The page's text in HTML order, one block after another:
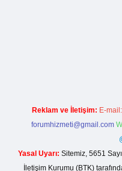
Reklam ve İletişim: E-mail:
forumhizmeti@gmail.com
Yasal Uyarı: Sitemiz, 5651
İletişim Kurumu (BTK)